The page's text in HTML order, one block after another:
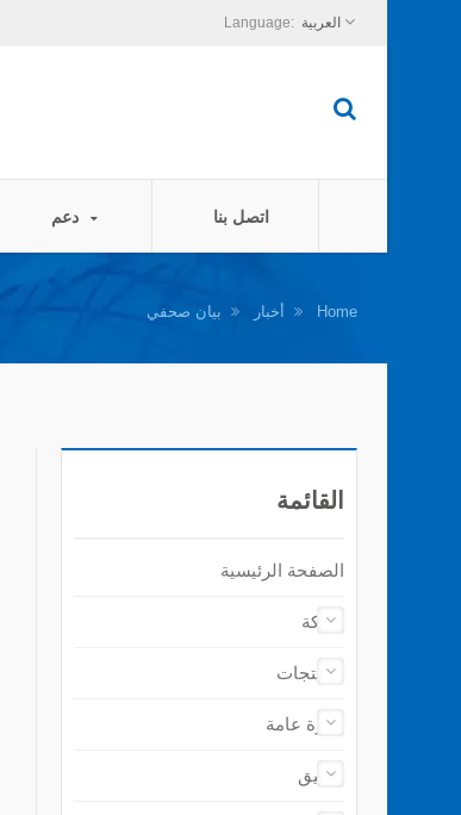
العربية
اتصل بنا
Home أخبار بيان صحفي
القائمة
الصفحة الرئيسية
شركة
المنتجات
نظرة عامة
تطبيق